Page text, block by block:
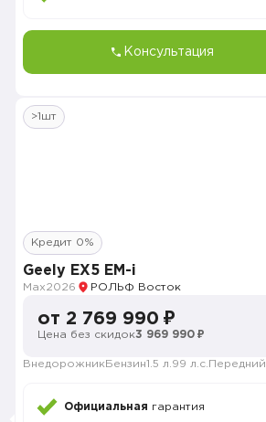
Консультация
>1шт
Кредит 0%
Geely EX5 EM-i
Max2026 РОЛЬФ Восток
от 2 769 990 ₽
Цена без скидок3 969 990 ₽
Внедорожник Бензин1.5 л. 99 л.с. Передний
Официальная гарантия